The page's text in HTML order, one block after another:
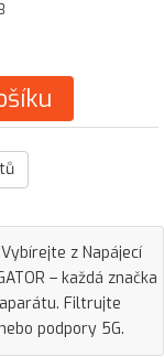
z Napájecí
– každá značka
Filtrujte
podpory 5G.